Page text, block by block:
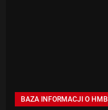
BAZA INFORMACJI O HMB